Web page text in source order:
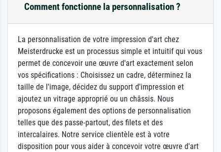
Comment fonctionne la personnalisation ?
La personnalisation de votre impression d'art chez
Meisterdrucke est un processus simple et intuitif qui vous
permet de concevoir une œuvre d'art exactement selon
vos spécifications : Choisissez un cadre, déterminez la
taille de l'image, décidez du support d'impression et
ajoutez un vitrage approprié ou un châssis. Nous
proposons également des options de personnalisation
telles que des passe-partout, des filets et des
intercalaires. Notre service clientèle est à votre
disposition pour vous aider à concevoir votre œuvre d'art